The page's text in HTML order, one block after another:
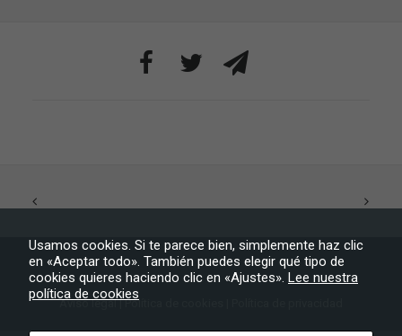
Aviso legal|Política de cookies
Usamos cookies. Si te parece bien, simplemente haz clic
en «Aceptar todo». También puedes elegir qué tipo de
cookies quieres haciendo clic en «Ajustes». Lee nuestra
política de cookies
Marketing
ver contenido y
personalizados.